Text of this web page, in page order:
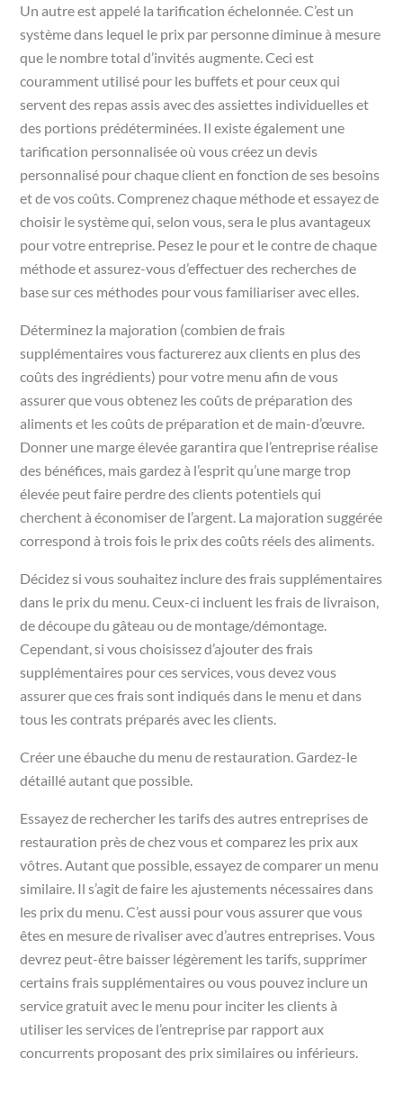
Un autre est appelé la tarification échelonnée. C’est un
système dans lequel le prix par personne diminue à mesure
que le nombre total d’invités augmente. Ceci est
couramment utilisé pour les buffets et pour ceux qui
servent des repas assis avec des assiettes individuelles et
des portions prédéterminées. Il existe également une
tarification personnalisée où vous créez un devis
personnalisé pour chaque client en fonction de ses besoins
et de vos coûts. Comprenez chaque méthode et essayez de
choisir le système qui, selon vous, sera le plus avantageux
pour votre entreprise. Pesez le pour et le contre de chaque
méthode et assurez-vous d’effectuer des recherches de
base sur ces méthodes pour vous familiariser avec elles.
Déterminez la majoration (combien de frais
supplémentaires vous facturerez aux clients en plus des
coûts des ingrédients) pour votre menu afin de vous
assurer que vous obtenez les coûts de préparation des
aliments et les coûts de préparation et de main-d’œuvre.
Donner une marge élevée garantira que l’entreprise réalise
des bénéfices, mais gardez à l’esprit qu’une marge trop
élevée peut faire perdre des clients potentiels qui
cherchent à économiser de l’argent. La majoration suggérée
correspond à trois fois le prix des coûts réels des aliments.
Décidez si vous souhaitez inclure des frais supplémentaires
dans le prix du menu. Ceux-ci incluent les frais de livraison,
de découpe du gâteau ou de montage/démontage.
Cependant, si vous choisissez d’ajouter des frais
supplémentaires pour ces services, vous devez vous
assurer que ces frais sont indiqués dans le menu et dans
tous les contrats préparés avec les clients.
Créer une ébauche du menu de restauration. Gardez-le
détaillé autant que possible.
Essayez de rechercher les tarifs des autres entreprises de
restauration près de chez vous et comparez les prix aux
vôtres. Autant que possible, essayez de comparer un menu
similaire. Il s’agit de faire les ajustements nécessaires dans
les prix du menu. C’est aussi pour vous assurer que vous
êtes en mesure de rivaliser avec d’autres entreprises. Vous
devrez peut-être baisser légèrement les tarifs, supprimer
certains frais supplémentaires ou vous pouvez inclure un
service gratuit avec le menu pour inciter les clients à
utiliser les services de l’entreprise par rapport aux
concurrents proposant des prix similaires ou inférieurs.